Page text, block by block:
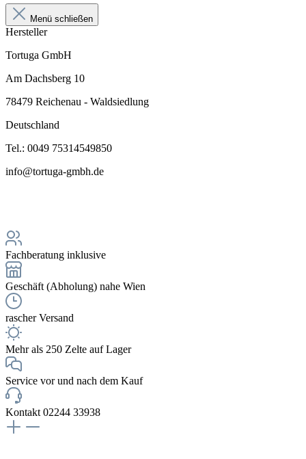
Menü schließen
Hersteller
Tortuga GmbH
Am Dachsberg 10
78479 Reichenau - Waldsiedlung
Deutschland
Tel.: 0049 75314549850
info@tortuga-gmbh.de
Fachberatung inklusive
Geschäft (Abholung) nahe Wien
rascher Versand
Mehr als 250 Zelte auf Lager
Service vor und nach dem Kauf
Kontakt 02244 33938